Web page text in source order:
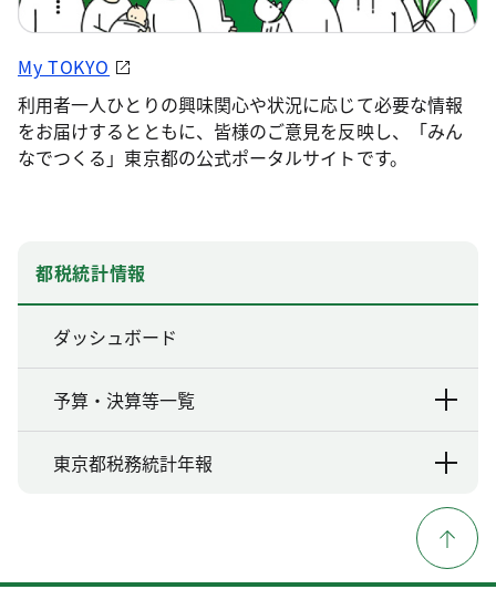
My TOKYO
利用者一人ひとりの興味関心や状況に応じて必要な情報
をお届けするとともに、皆様のご意見を反映し、「みん
なでつくる」東京都の公式ポータルサイトです。
都税統計情報
ダッシュボード
予算・決算等一覧
東京都税務統計年報